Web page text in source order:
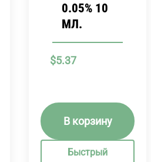
0.05% 10
МЛ.
$5.37
В корзину
Быстрый